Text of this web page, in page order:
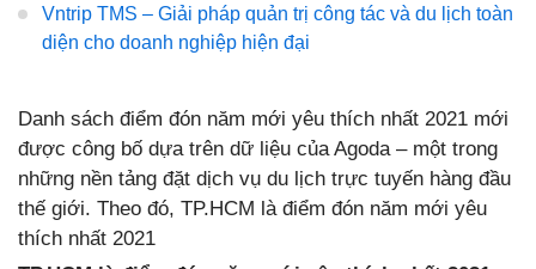
Vntrip TMS – Giải pháp quản trị công tác và du lịch toàn
diện cho doanh nghiệp hiện đại
Danh sách điểm đón năm mới yêu thích nhất 2021 mới
được công bố dựa trên dữ liệu của Agoda – một trong
những nền tảng đặt dịch vụ du lịch trực tuyến hàng đầu
thế giới. Theo đó, TP.HCM là điểm đón năm mới yêu
thích nhất 2021